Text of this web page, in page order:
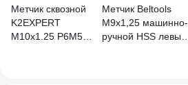
Метчик сквозной
K2EXPERT
M10х1.25 Р6М5
Метчик Beltools
М9х1,25 машинно-
ручной HSS левый